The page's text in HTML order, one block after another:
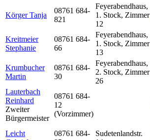
Körger Tanja
08761 684-
821
Feyerabendhaus,
1. Stock, Zimmer
12
Kreitmeier
Stephanie
08761 684-
66
Feyerabendhaus,
1. Stock, Zimmer
13
Krumbucher
Martin
08761 684-
30
Feyerabendhaus,
2. Stock, Zimmer
26
Lauterbach
Reinhard
Zweiter
Bürgermeister
08761 684-
12
(Vorzimmer)
Leicht
08761 684-
Sudetenlandstr.